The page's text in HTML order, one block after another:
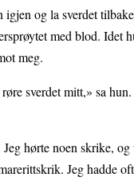
og la sverdet
med blod. Idet
meg.
sverdet mitt,» sa
hørte noen skrike,
Jeg hadde